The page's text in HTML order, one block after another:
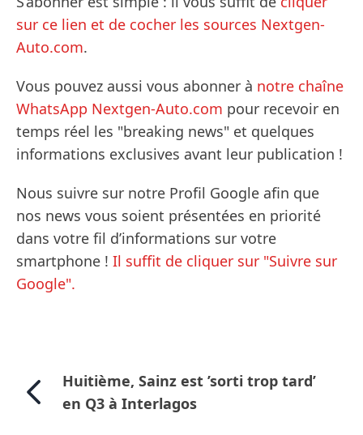
sur ce lien et de cocher les sources Nextgen-
Auto.com.
Vous pouvez aussi vous abonner à notre chaîne
WhatsApp Nextgen-Auto.com pour recevoir en
temps réel les "breaking news" et quelques
informations exclusives avant leur publication !
Nous suivre sur notre Profil Google afin que
nos news vous soient présentées en priorité
dans votre fil d’informations sur votre
smartphone ! Il suffit de cliquer sur "Suivre sur
Google".
Huitième, Sainz est ’sorti trop tard’
en Q3 à Interlagos